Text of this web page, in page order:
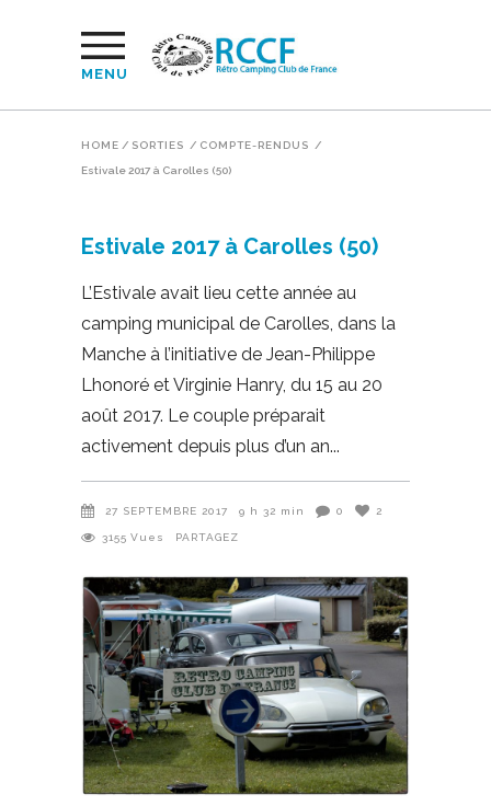
MENU
HOME / SORTIES / COMPTE-RENDUS /
Estivale 2017 à Carolles (50)
Estivale 2017 à Carolles (50)
L’Estivale avait lieu cette année au
camping municipal de Carolles, dans la
Manche à l’initiative de Jean-Philippe
Lhonoré et Virginie Hanry, du 15 au 20
août 2017. Le couple préparait
activement depuis plus d’un an
27 SEPTEMBRE 2017 9 h 32 min 0 2
3155 Vues PARTAGEZ